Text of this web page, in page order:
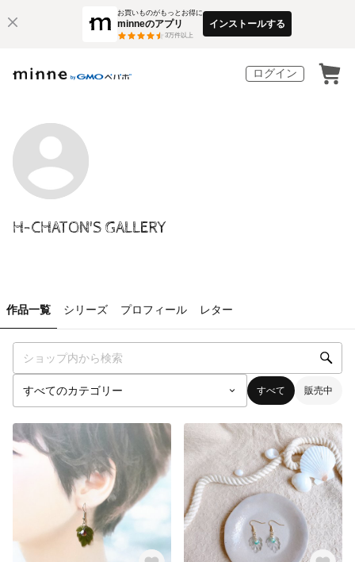
お買いものがもっとお得に
minneのアプリ
3万件以上
インストールする
ログイン
H-CHATON'S GALLERY
作品一覧 シリーズ プロフィール レター
すべて 販売中